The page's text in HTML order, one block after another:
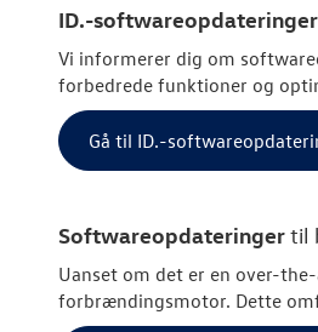
ID.-softwareopdateringer
Vi informerer dig om
forbedrede funktioner og
Gå til ID.-
Softwareopdateringertil
Uanset om det er en over-
forbrændingsmotor. Dette